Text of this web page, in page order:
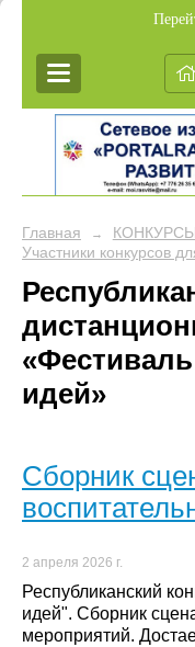
Главная → КОНКУРСЫ
Участники конкурсов
«Фестиваль
идей»
Сборник
2 апреля 2026 г.
Республиканский
идей". Сборник
мероприятий.